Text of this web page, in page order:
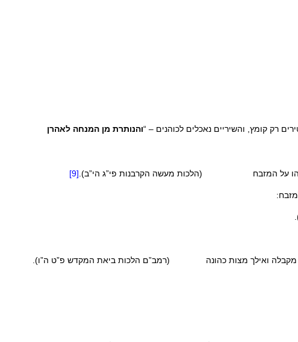
רק קומץ, והשיריים נאכלים לכוהנים – “והנותרת מן המנחה לאהרן
ומעלהו על המזבח (הלכות מעשה הקרבנות פי”ג הי”ב). [9]
– מקבלה ואילך מצות כהונה (רמב”ם הלכות ביאת המקדש פ”ט ה”ו).